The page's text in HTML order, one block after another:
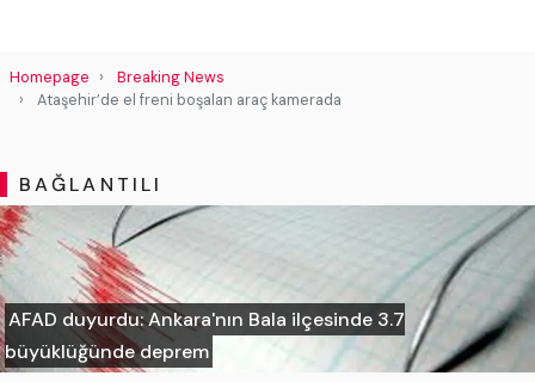
Homepage
Breaking News
Ataşehir’de el freni boşalan araç kamerada
BAĞLANTILI
AFAD duyurdu: Ankara'nın Bala ilçesinde 3.7
büyüklüğünde deprem